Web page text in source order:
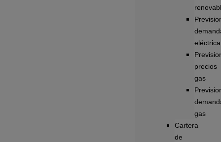
eléctrica
precios
gas
gas
Cartera
de